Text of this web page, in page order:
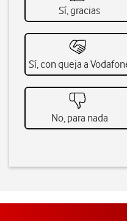
Sí, gracias
Sí, con queja a
No, para nada